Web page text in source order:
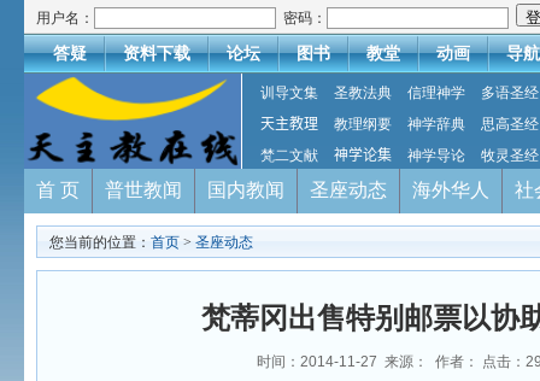
用户名： 密码：
答疑 资料下载 论坛 图书 教堂 动画 导航
训导文集 圣教法典 信理神学
多语圣经
天主教理
教理纲要 神学辞典
思高圣经
梵二文献
神学论集 神学导论 牧灵圣经
首 页 普世教闻 国内教闻 圣座动态 海外华人 社
您当前的位置： 首页 > 圣座动态
梵蒂冈出售特别邮票以协
时间：2014-11-27 来源： 作者： 点击：